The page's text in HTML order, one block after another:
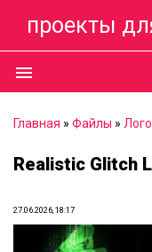
проекты
menu
Главная » Файлы »
Realistic Glitch
27.06.2026, 18:17